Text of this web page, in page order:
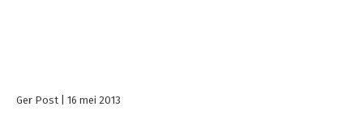
Ger Post 16 mei 2013